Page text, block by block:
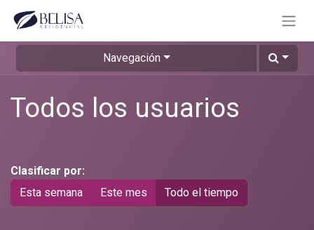
Navegación
Todos los usuarios
Clasificar por:
Esta semana
Este mes Todo el tiempo